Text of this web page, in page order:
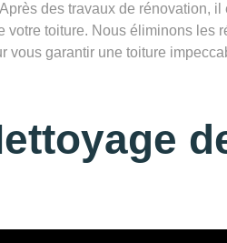
des travaux de rénovation,
votre toiture. Nous éliminons les
vous garantir une toiture